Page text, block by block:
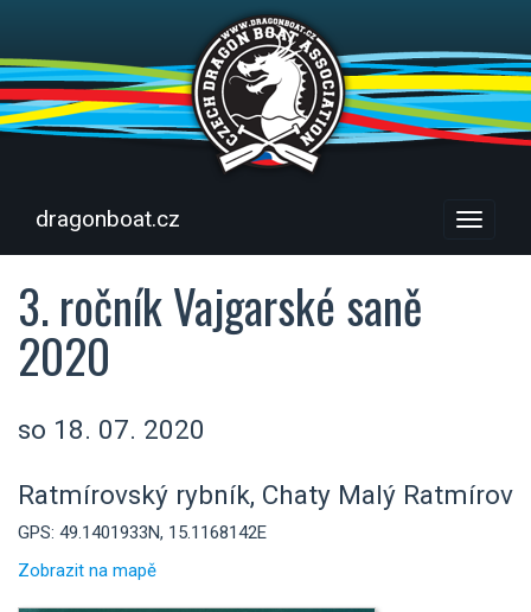
Menu
dragonboat.cz
3. ročník Vajgarské saně
2020
so 18. 07. 2020
Ratmírovský rybník, Chaty Malý Ratmírov
GPS: 49.1401933N, 15.1168142E
Zobrazit na mapě